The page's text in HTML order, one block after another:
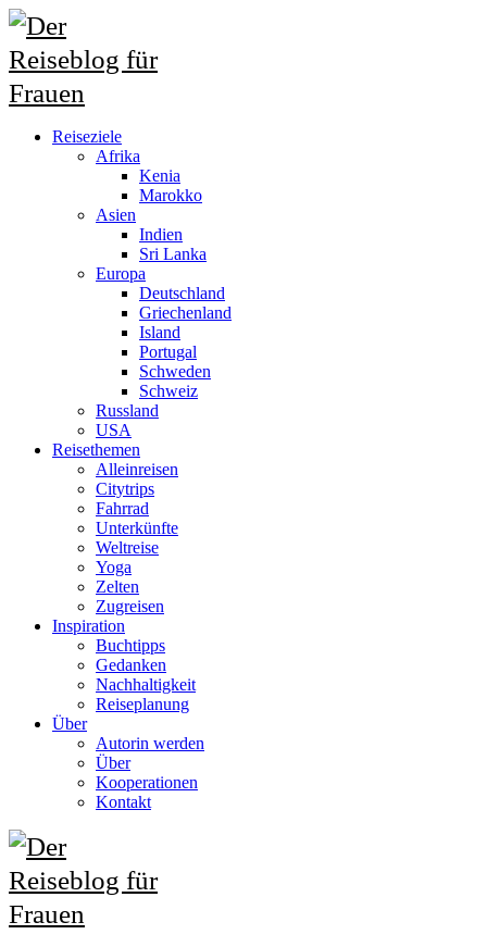
Reiseziele
Afrika
Kenia
Marokko
Asien
Indien
Sri Lanka
Europa
Deutschland
Griechenland
Island
Portugal
Schweden
Schweiz
Russland
USA
Reisethemen
Alleinreisen
Citytrips
Fahrrad
Unterkünfte
Weltreise
Yoga
Zelten
Zugreisen
Inspiration
Buchtipps
Gedanken
Nachhaltigkeit
Reiseplanung
Über
Autorin werden
Über
Kooperationen
Kontakt